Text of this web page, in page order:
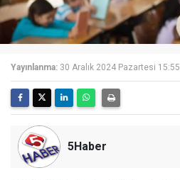
Yayınlanma: 30 Aralık 2024 Pazartesi 15:55
5Haber